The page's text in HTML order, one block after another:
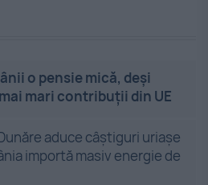
o pensie mică, deși
mari contribuții din UE
aduce câștiguri uriașe
importă masiv energie de